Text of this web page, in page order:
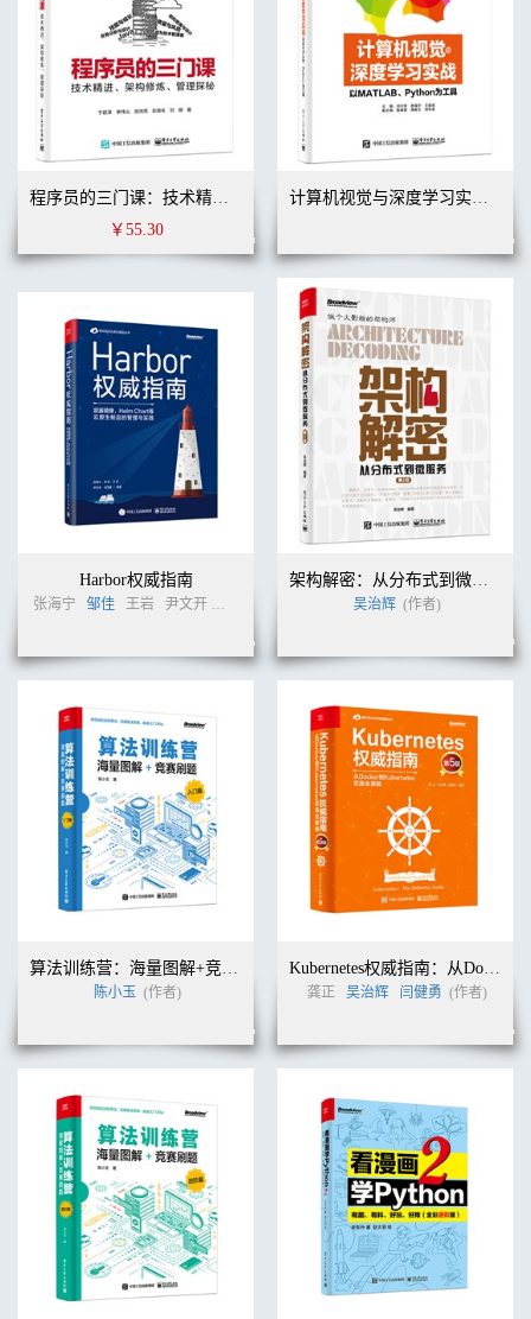
程序员的三门课：技术精进、架构修炼、管理探秘
￥55.30
计算机视觉与深度学习实战：以MATLAB、Python为工具
Harbor权威指南
张海宁 邹佳 王岩 尹文开 任茂盛 等
架构解密：从分布式到微服务（第2版）
吴治辉 (作者)
算法训练营：海量图解+竞赛刷题（入门篇）
陈小玉 (作者)
Kubernetes权威指南：从Docker到Kubernetes实践全接触（第5版）
龚正 吴治辉 闫健勇 (作者)